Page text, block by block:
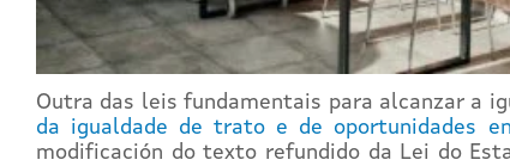
Outra das leis fundamentais para alcanzar a
da igualdade de trato e de oportunidades
modificación do texto refundido da Lei do